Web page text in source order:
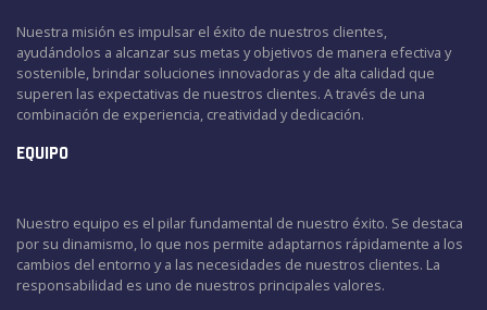
Nuestra misión es impulsar el éxito de nuestros clientes,
ayudándolos a alcanzar sus metas y objetivos de manera efectiva y
sostenible, brindar soluciones innovadoras y de alta calidad que
superen las expectativas de nuestros clientes. A través de una
combinación de experiencia, creatividad y dedicación.
EQUIPO
Nuestro equipo es el pilar fundamental de nuestro éxito. Se destaca
por su dinamismo, lo que nos permite adaptarnos rápidamente a los
cambios del entorno y a las necesidades de nuestros clientes. La
responsabilidad es uno de nuestros principales valores.